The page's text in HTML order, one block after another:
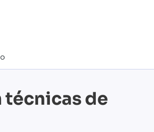
técnicas de